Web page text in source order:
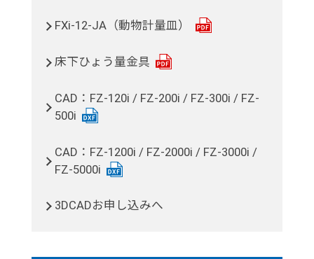
FXi-12-JA（動物計量皿）
床下ひょう量金具
CAD：FZ-120i / FZ-200i / FZ-300i / FZ-
500i
CAD：FZ-1200i / FZ-2000i / FZ-3000i /
FZ-5000i
3DCADお申し込みへ